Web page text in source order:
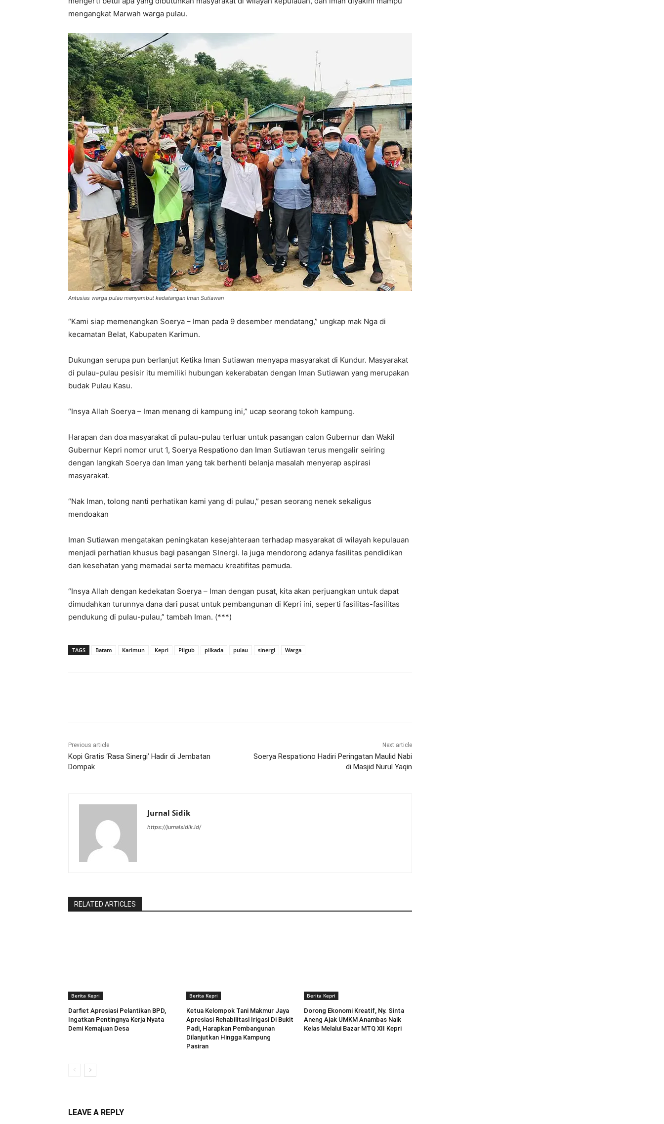
mengangkat Marwah warga pulau.
Antusias warga pulau menyambut kedatangan Iman Sutiawan
“Kami siap memenangkan Soerya – Iman pada 9 desember mendatang,” ungkap mak Nga di
kecamatan Belat, Kabupaten Karimun.
Dukungan serupa pun berlanjut Ketika Iman Sutiawan menyapa masyarakat di Kundur. Masyarakat
di pulau-pulau pesisir itu memiliki hubungan kekerabatan dengan Iman Sutiawan yang merupakan
budak Pulau Kasu.
“Insya Allah Soerya – Iman menang di kampung ini,” ucap seorang tokoh kampung.
Harapan dan doa masyarakat di pulau-pulau terluar untuk pasangan calon Gubernur dan Wakil
Gubernur Kepri nomor urut 1, Soerya Respationo dan Iman Sutiawan terus mengalir seiring
dengan langkah Soerya dan Iman yang tak berhenti belanja masalah menyerap aspirasi
masyarakat.
“Nak Iman, tolong nanti perhatikan kami yang di pulau,” pesan seorang nenek sekaligus
mendoakan
Iman Sutiawan mengatakan peningkatan kesejahteraan terhadap masyarakat di wilayah kepulauan
menjadi perhatian khusus bagi pasangan SInergi. Ia juga mendorong adanya fasilitas pendidikan
dan kesehatan yang memadai serta memacu kreatifitas pemuda.
“Insya Allah dengan kedekatan Soerya – Iman dengan pusat, kita akan perjuangkan untuk dapat
dimudahkan turunnya dana dari pusat untuk pembangunan di Kepri ini, seperti fasilitas-fasilitas
pendukung di pulau-pulau,” tambah Iman. (***)
TAGS Batam Karimun Kepri Pilgub pilkada pulau sinergi Warga
Previous article
Kopi Gratis ‘Rasa Sinergi’ Hadir di Jembatan
Dompak
Next article
Soerya Respationo Hadiri Peringatan Maulid Nabi
di Masjid Nurul Yaqin
Jurnal Sidik
https://jurnalsidik.id/
RELATED ARTICLES
Berita Kepri
Darfiet Apresiasi Pelantikan BPD,
Ingatkan Pentingnya Kerja Nyata
Demi Kemajuan Desa
Berita Kepri
Ketua Kelompok Tani Makmur Jaya
Apresiasi Rehabilitasi Irigasi Di Bukit
Padi, Harapkan Pembangunan
Dilanjutkan Hingga Kampung
Pasiran ‎
Berita Kepri
Dorong Ekonomi Kreatif, Ny. Sinta
Aneng ‎Ajak UMKM Anambas Naik
Kelas Melalui Bazar MTQ XII Kepri
LEAVE A REPLY